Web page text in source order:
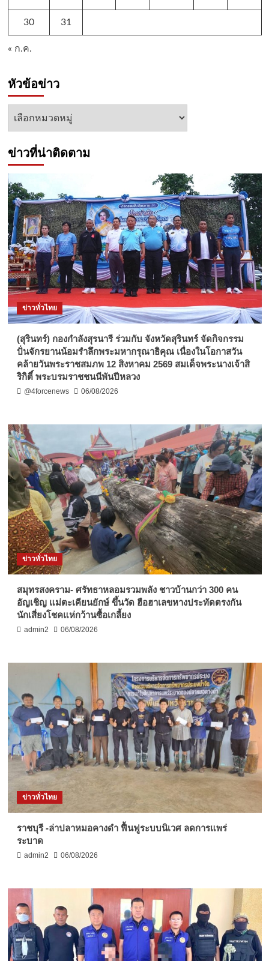
30 31
« ก.ค.
หัวข้อข่าว
หัวข้อ
ข่าวที่น่าติดตาม
ข่าวทั่วไทย
(สุรินทร์) กองกำลังสุรนารี ร่วมกับ จังหวัดสุรินทร์ จัดกิจกรรม
ปั่นจักรยานน้อมรำลึกพระมหากรุณาธิคุณ เนื่องในโอกาสวัน
คล้ายวันพระราชสมภพ 12 สิงหาคม 2569 สมเด็จพระนางเจ้าสิ
ริกิติ์ พระบรมราชชนนีพันปีหลวง
@4forcenews 06/08/2026
ข่าวทั่วไทย
สมุทรสงคราม- ศรัทธาหลอมรวมพลัง ชาวบ้านกว่า 300 คน
อัญเชิญ แม่ตะเคียนยักษ์ ขึ้นวัด ฮือฮาเลขหางประทัดตรงกัน
นักเสี่ยงโชคแห่กว้านซื้อเกลี้ยง
admin2 06/08/2026
ข่าวทั่วไทย
ราชบุรี -ล่าปลาหมอคางดำ ฟื้นฟูระบบนิเวศ ลดการแพร่
ระบาด
admin2 06/08/2026